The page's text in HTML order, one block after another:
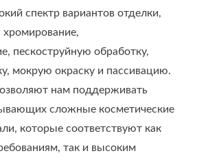
спектр вариантов отделки,
хромирование,
пескоструйную обработку,
мокрую окраску и пассивацию.
нам поддерживать
сложные косметические
которые соответствуют как
так и высоким